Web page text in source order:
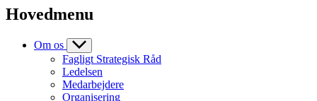
Hovedmenu
Om os
Fagligt Strategisk Råd
Ledelsen
Medarbejdere
Organisering